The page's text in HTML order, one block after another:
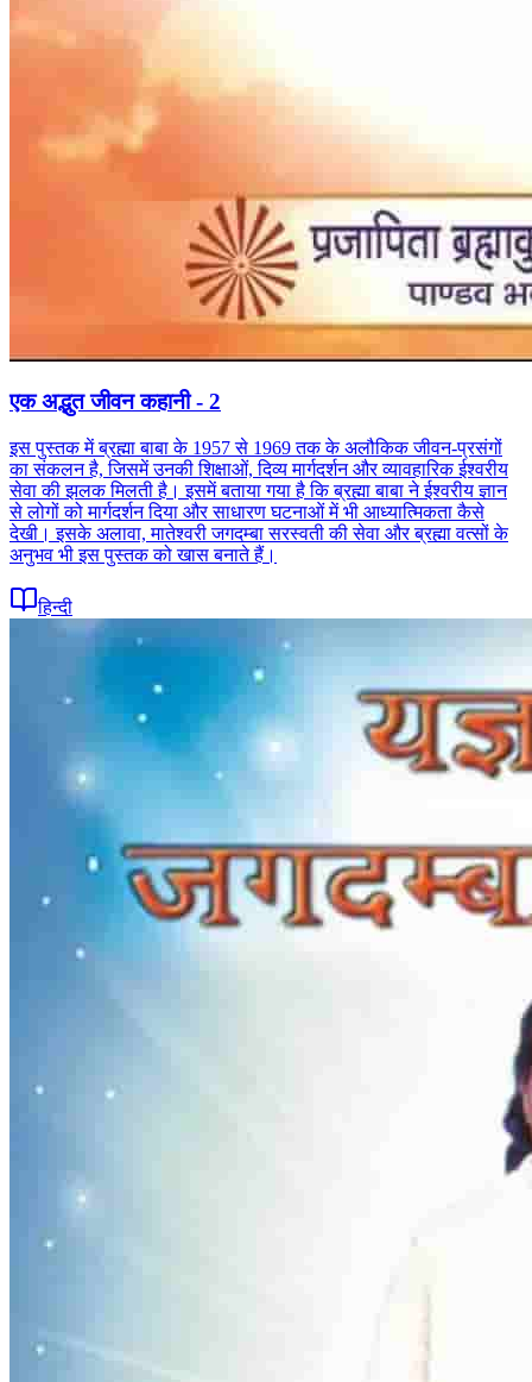
एक अद्भुत जीवन कहानी - 2
इस पुस्तक में ब्रह्मा बाबा के 1957 से 1969 तक के अलौकिक जीवन-प्रसंगों
का संकलन है, जिसमें उनकी शिक्षाओं, दिव्य मार्गदर्शन और व्यावहारिक ईश्वरीय
सेवा की झलक मिलती है। इसमें बताया गया है कि ब्रह्मा बाबा ने ईश्वरीय ज्ञान
से लोगों को मार्गदर्शन दिया और साधारण घटनाओं में भी आध्यात्मिकता कैसे
देखी। इसके अलावा, मातेश्वरी जगदम्बा सरस्वती की सेवा और ब्रह्मा वत्सों के
अनुभव भी इस पुस्तक को खास बनाते हैं।
हिन्दी